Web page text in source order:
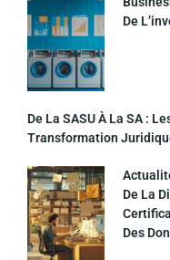
De
De La SASU À La SA :
Transformation
De La
Des